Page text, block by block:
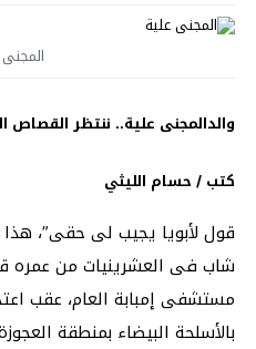
والدالمجنى علية.. ننتظر القصاص
كتب / حسام الليثي
قول لأبويا يجيب لى حقى”،
شاب فى العشرينيات من عمره
مستشفى إمبابة العام، عقب
بالأسلحة البيضاء بمنطقة